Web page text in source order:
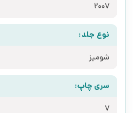
2007
نوع جلد:
شومیز
سری چاپ:
7